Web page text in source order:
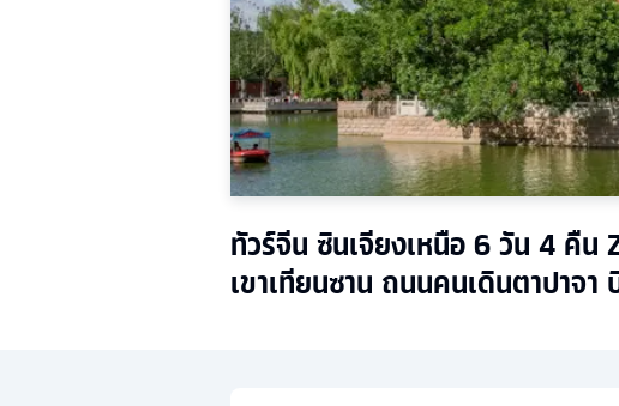
ทัวร์จีน ซินเจียงเหนือ 6 วัน 4 คืน
เขาเทียนซาน ถนนคนเดินตาปาจา